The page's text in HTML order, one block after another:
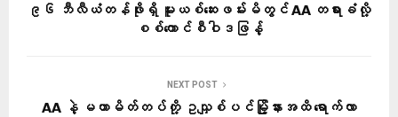
၉၆ ဘီလီယံတန်ဖိုးရှိ မူးယစ်ဆေးဖမ်းမိတွင် AA တရားခံလို့
စစ်ကောင်စီဝါဒဖြန့်
NEXT POST
AA နဲ့ မဟာမိတ်တပ်တို့ ဥသျှစ်ပင်မြို့နားအထိ ရောက်လာ